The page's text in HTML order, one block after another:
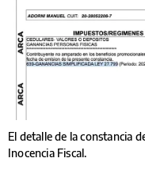
El detalle de la constancia
Inocencia Fiscal.